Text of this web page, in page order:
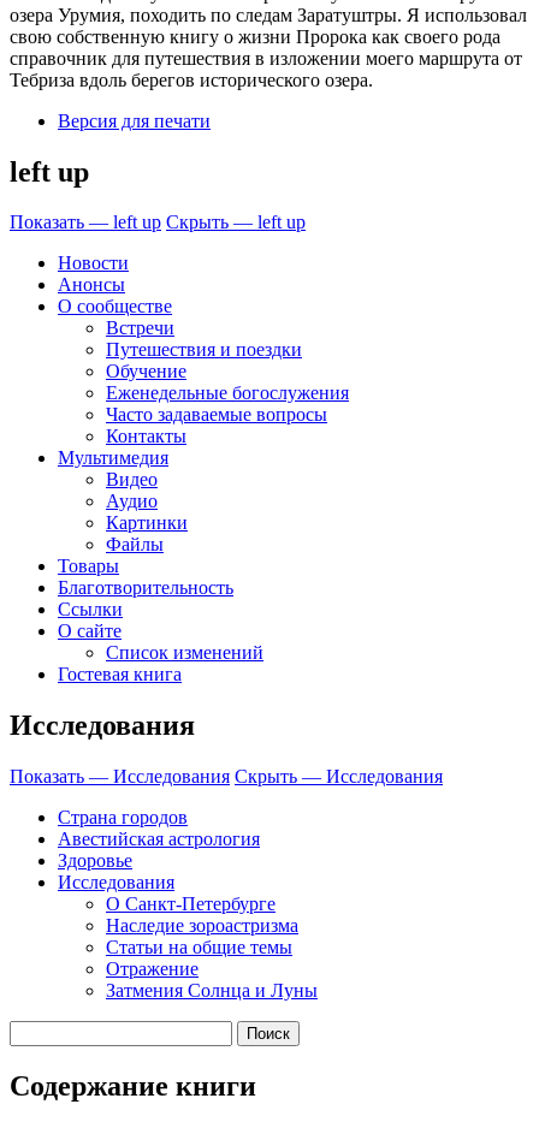
озера Урумия, походить по следам Заратуштры. Я использовал
свою собственную книгу о жизни Пророка как своего рода
справочник для путешествия в изложении моего маршрута от
Тебриза вдоль берегов исторического озера.
Версия для печати
left up
Показать — left up Скрыть — left up
Новости
Анонсы
О сообществе
Встречи
Путешествия и поездки
Обучение
Еженедельные богослужения
Часто задаваемые вопросы
Контакты
Мультимедия
Видео
Аудио
Картинки
Файлы
Товары
Благотворительность
Ссылки
О сайте
Список изменений
Гостевая книга
Исследования
Показать — Исследования Скрыть — Исследования
Страна городов
Авестийская астрология
Здоровье
Исследования
О Санкт-Петербурге
Наследие зороастризма
Cтатьи на общие темы
Отражение
Затмения Солнца и Луны
Содержание книги